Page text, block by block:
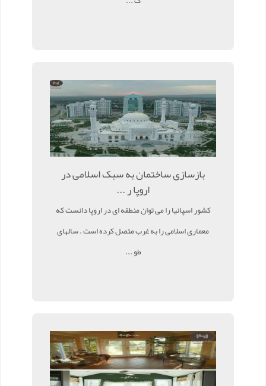
بازسازی ساختمان به سبک اسلامی در
اروپا ر ...
کشور اسپانیا را می توان منطقه ای در اروپا دانست که
معماری اسلامی را به غرب متصل کرده است . سالهای
طو ...